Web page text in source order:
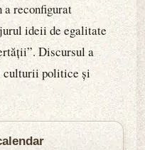
reconfigurat
ideii de egalitate
Discursul a
culturii politice și